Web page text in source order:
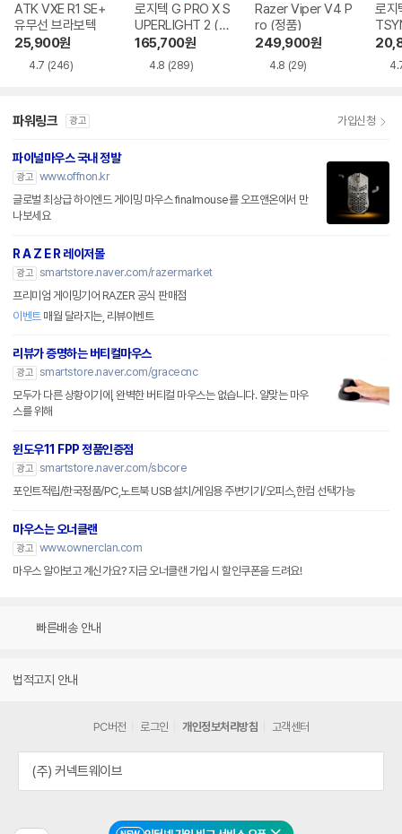
ATK VXE R1 SE+
유무선 브라보텍
25,900원
4.7 (246)
로지텍 G PRO X S
UPERLIGHT 2 (정
품)
165,700원
4.8 (289)
Razer Viper V4 P
ro (정품)
249,900원
4.8 (29)
로지
파워링크 광고 가입신청
파이널마우스 국내 정발
광고 www.offnon.kr
글로벌 최상급 하이엔드 게이밍 마우스 finalmouse를 오프앤온에서 만
나보세요
R A Z E R 레이저몰
광고 smartstore.naver.com/razermarket
프리미엄 게이밍기어 RAZER 공식 판매점
이벤트매월 달라지는, 리뷰이벤트
리뷰가 증명하는 버티컬마우스
광고 smartstore.naver.com/gracecnc
모두가 다른 상황이기에, 완벽한 버티컬 마우스는 없습니다. 알맞는 마우
스를 위해
윈도우11 FPP 정품인증점
광고 smartstore.naver.com/sbcore
포인트적립/한국정품/PC,노트북 USB설치/게임용 주변기기/오피스,한컴 선택가능
마우스는 오너클랜
광고 www.ownerclan.com
마우스 알아보고 계신가요? 지금 오너클랜 가입 시 할인쿠폰을 드려요!
빠른배송 안내
법적고지 안내
PC버전 로그인 개인정보처리방침 고객센터
(주) 커넥트웨이브